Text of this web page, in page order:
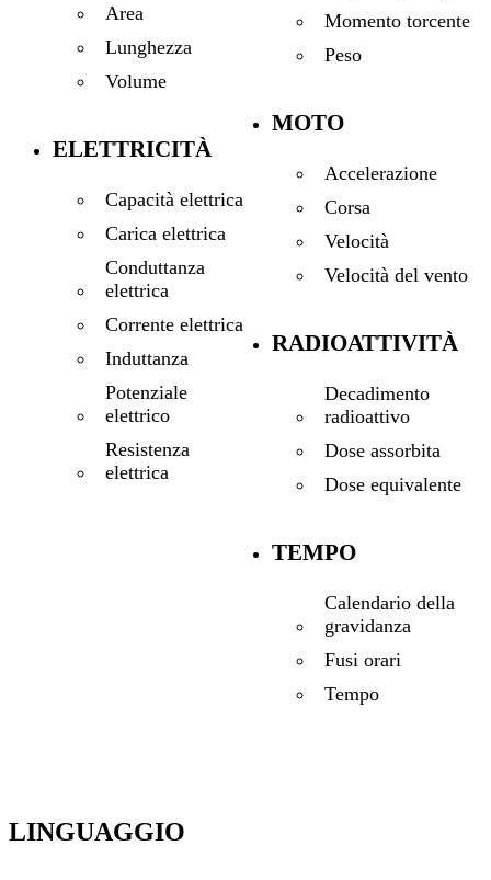
Area
Lunghezza
Volume
ELETTRICITÀ
Capacità elettrica
Carica elettrica
Conduttanza
elettrica
Corrente elettrica
Induttanza
Potenziale
elettrico
Resistenza
elettrica
Momento torcente
Peso
MOTO
Accelerazione
Corsa
Velocità
Velocità del vento
RADIOATTIVITÀ
Decadimento
radioattivo
Dose assorbita
Dose equivalente
TEMPO
Calendario della
gravidanza
Fusi orari
Tempo
LINGUAGGIO